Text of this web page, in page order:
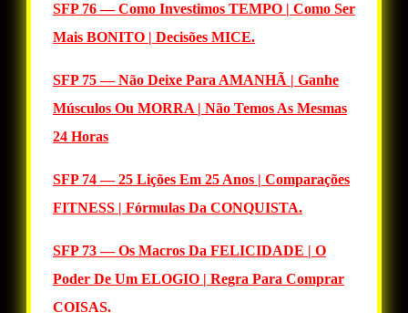
SFP 76 — Como Investimos TEMPO | Como Ser
Mais BONITO | Decisões MICE.
SFP 75 — Não Deixe Para AMANHÃ | Ganhe
Músculos Ou MORRA | Não Temos As Mesmas
24 Horas
SFP 74 — 25 Lições Em 25 Anos | Comparações
FITNESS | Fórmulas Da CONQUISTA.
SFP 73 — Os Macros Da FELICIDADE | O
Poder De Um ELOGIO | Regra Para Comprar
COISAS.